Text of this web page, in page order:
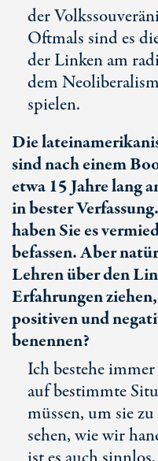
der
Oftmals sind es
der Linken am
dem
spielen.
Die
sind nach einem
etwa 15 Jahre lang
in bester
haben Sie es
befassen. Aber
Lehren über den
Erfahrungen
positiven und
benennen?
Ich bestehe
auf bestimmte
müssen, um sie
sehen, wie wir